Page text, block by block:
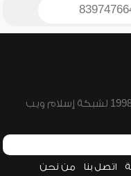
اتصل بنا من نحن